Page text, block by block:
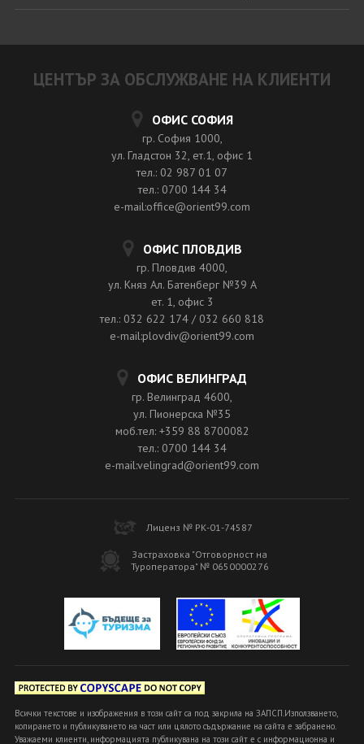
ЦЕНТЪР ЗА ОБСЛУЖВАНЕ НА КЛИЕНТИ
ОФИС СОФИЯ
гр. София 1000,
ул. Гладстон 32, ет.1, офис 1
тел.: 02 987 01 07
тел.: 0700 144 34
e-mail:office@orient99.com
ОФИС ПЛОВДИВ
гр. Пловдив 4000,
ул. Княз Ал. Батенберг №39 A
ет. 1, офис 3
тел.: 032 622 174 / 032 660 818
e-mail:plovdiv@orient99.com
ОФИС ВЕЛИНГРАД
гр. Велинград 4600,
ул. Пионерска №35
моб.тел: +359 88 8700082
тел.: 0700 144 34
e-mail:velingrad@orient99.com
Лиценз № РК-01-74587
Застраховка "Отговорност на
Туроператора" № 0650000276
Всички текстове и изображения в този сайт са под закрила на ЗАПСП.Използването,
копирането и публикуването на част или цялото съдържание на сайта е забранено.
Уважаеми клиенти, информацията публикувана на този сайт е с информационна и